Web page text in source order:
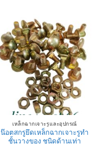
เหล็กฉากเจาะรูและอุปกรณ์
น๊อตสกรูยึดเหล็กฉากเจาะรูทำ
ชั้นวางของ ชนิดด้านเท่า